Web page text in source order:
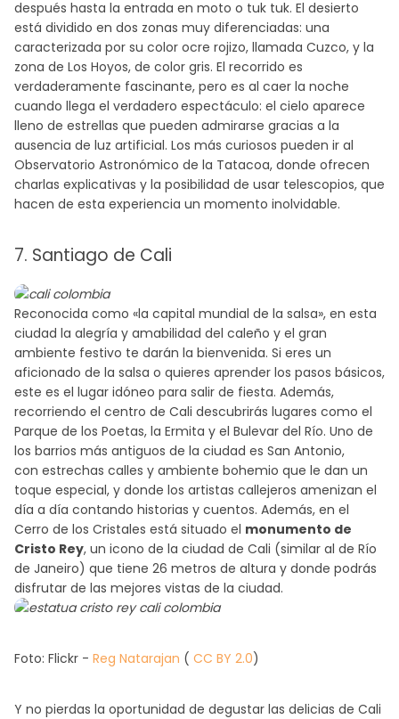
después hasta la entrada en moto o tuk tuk. El desierto
está dividido en dos zonas muy diferenciadas: una
caracterizada por su color ocre rojizo, llamada Cuzco, y la
zona de Los Hoyos, de color gris. El recorrido es
verdaderamente fascinante, pero es al caer la noche
cuando llega el verdadero espectáculo: el cielo aparece
lleno de estrellas que pueden admirarse gracias a la
ausencia de luz artificial. Los más curiosos pueden ir al
Observatorio Astronómico de la Tatacoa, donde ofrecen
charlas explicativas y la posibilidad de usar telescopios, que
hacen de esta experiencia un momento inolvidable.
7. Santiago de Cali
Reconocida como «la capital mundial de la salsa», en esta
ciudad la alegría y amabilidad del caleño y el gran
ambiente festivo te darán la bienvenida. Si eres un
aficionado de la salsa o quieres aprender los pasos básicos,
este es el lugar idóneo para salir de fiesta. Además,
recorriendo el centro de Cali descubrirás lugares como el
Parque de los Poetas, la Ermita y el Bulevar del Río. Uno de
los barrios más antiguos de la ciudad es San Antonio,
con estrechas calles y ambiente bohemio que le dan un
toque especial, y donde los artistas callejeros amenizan el
día a día contando historias y cuentos. Además, en el
Cerro de los Cristales está situado el monumento de
Cristo Rey, un icono de la ciudad de Cali (similar al de Río
de Janeiro) que tiene 26 metros de altura y donde podrás
disfrutar de las mejores vistas de la ciudad.
Foto: Flickr - Reg Natarajan ( CC BY 2.0)
Y no pierdas la oportunidad de degustar las delicias de Cali